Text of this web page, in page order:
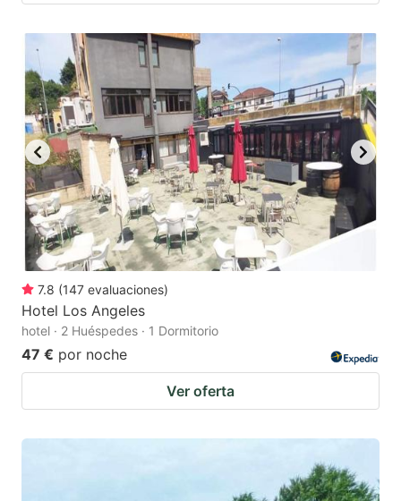
7.8 (147 evaluaciones)
Hotel Los Angeles
hotel · 2 Huéspedes · 1 Dormitorio
47 € por noche
Ver oferta